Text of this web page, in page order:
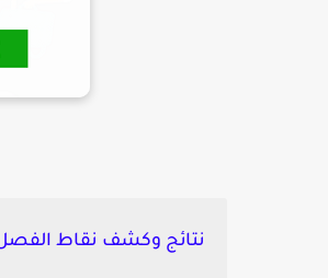
نتائج وكشف نقاط الفصل